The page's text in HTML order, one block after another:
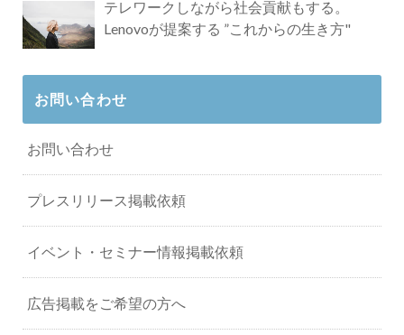
テレワークしながら社会貢献もする。
Lenovoが提案する ”これからの生き方"
お問い合わせ
お問い合わせ
プレスリリース掲載依頼
イベント・セミナー情報掲載依頼
広告掲載をご希望の方へ